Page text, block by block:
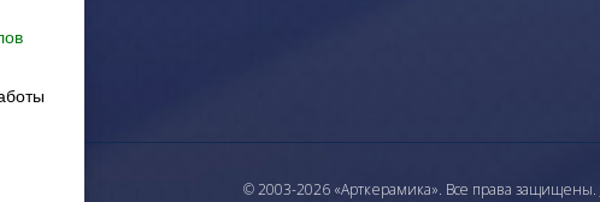
© 2003-2026 «Арткерамика». Все права защищены.